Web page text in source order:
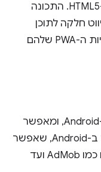
מודעות, כרכיב פריסה שמשמש יחד עם רכיבי ממשק המשתמש של Android, או לחבילת משחקים ב-HTML5. התכונה
חלקה לתוכן
אינטרנט של צד שלישי. התכונה 'פעילות אינטרנט מהימנה' מאפשרת למפתחים להשתמש באפליקציות ה-PWA שלהם
רכיב WebView מעניק למפתחים גישה ל-HTML, ל-CSS ול-JavaScript מודרניים באפליקציות שלהם ל-Android, ומאפשר
לשלוח תוכן בתוך קובץ ה-APK או לארח אותו באינטרנט. זהו אחד מהרכיבים הגמישים והחזקים ביותר ב-Android, שאפשר
להשתמש בו ברוב התרחישים שבהם תוכן אינטרנט נכלל באפליקציית Android. החל משירותי פרסום כמו AdMob ועד